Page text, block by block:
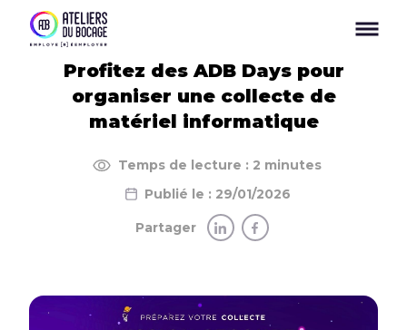
Profitez des ADB Days pour
organiser une collecte de
matériel informatique
Temps de lecture : 2 minutes
Publié le : 29/01/2026
Partager
Panneau de gestion des cookies